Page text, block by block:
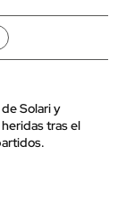
Solari y
tras el